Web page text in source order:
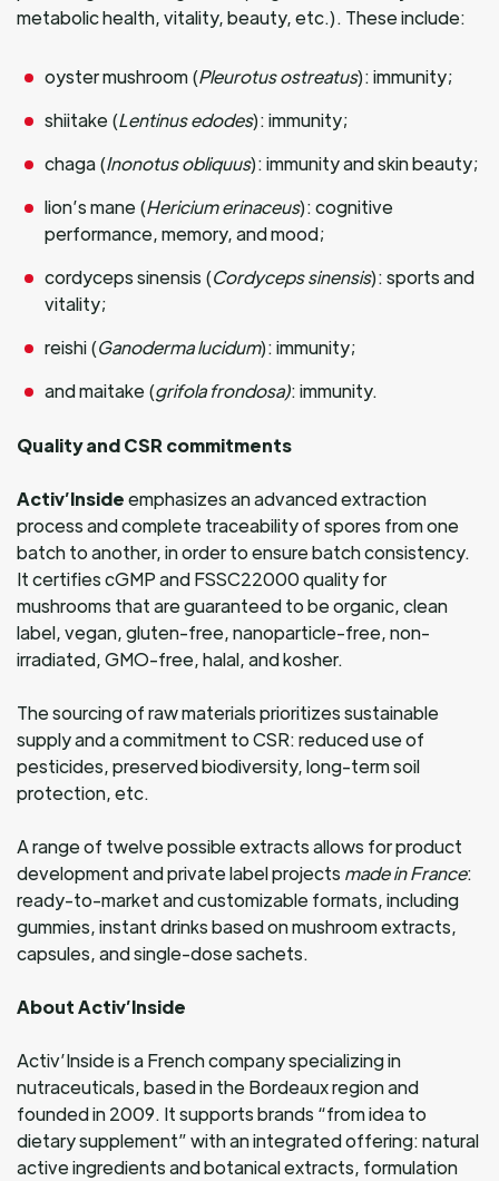
metabolic health, vitality, beauty, etc.). These include:
oyster mushroom (Pleurotus ostreatus): immunity;
shiitake (Lentinus edodes): immunity;
chaga (Inonotus obliquus): immunity and skin beauty;
lion’s mane (Hericium erinaceus): cognitive
performance, memory, and mood;
cordyceps sinensis (Cordyceps sinensis): sports and
vitality;
reishi (Ganoderma lucidum): immunity;
and maitake (grifola frondosa): immunity.
Quality and CSR commitments
Activ’Insideemphasizes an advanced extraction
process and complete traceability of spores from one
batch to another, in order to ensure batch consistency.
It certifies cGMP and FSSC22000 quality for
mushrooms that are guaranteed to be organic, clean
label, vegan, gluten-free, nanoparticle-free, non-
irradiated, GMO-free, halal, and kosher.
The sourcing of raw materials prioritizes sustainable
supply and a commitment to CSR: reduced use of
pesticides, preserved biodiversity, long-term soil
protection, etc.
A range of twelve possible extracts allows for product
development and private label projects made in France:
ready-to-market and customizable formats, including
gummies, instant drinks based on mushroom extracts,
capsules, and single-dose sachets.
About Activ’Inside
Activ’Inside is a French company specializing in
nutraceuticals, based in the Bordeaux region and
founded in 2009. It supports brands “from idea to
dietary supplement” with an integrated offering: natural
active ingredients and botanical extracts, formulation